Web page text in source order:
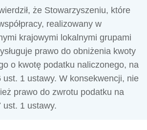
że Stowarzyszeniu, które
realizowany w
krajowymi lokalnymi grupami
prawo do obniżenia kwoty
o kwotę podatku naliczonego, na
ust. 1 ustawy. W konsekwencji, nie
prawo do zwrotu podatku na
ust. 1 ustawy.